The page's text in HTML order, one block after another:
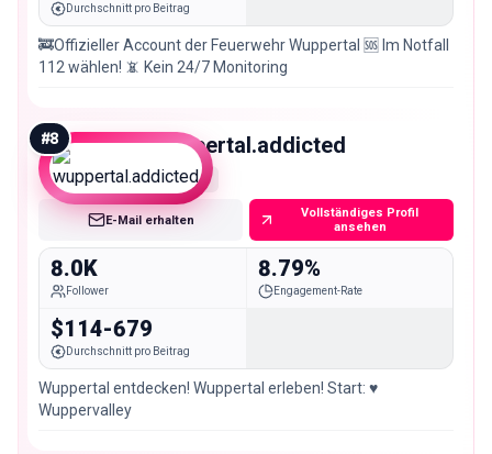
Durchschnitt pro Beitrag
🚒Offizieller Account der Feuerwehr Wuppertal 🆘 Im Notfall
112 wählen! 📵 Kein 24/7 Monitoring
#8 wuppertal.addicted
Nano
E-Mail erhalten
Vollständiges Profil
ansehen
8.0K
Follower
8.79%
Engagement-Rate
$114-679
Durchschnitt pro Beitrag
Wuppertal entdecken! Wuppertal erleben! Start: ♥️
Wuppervalley